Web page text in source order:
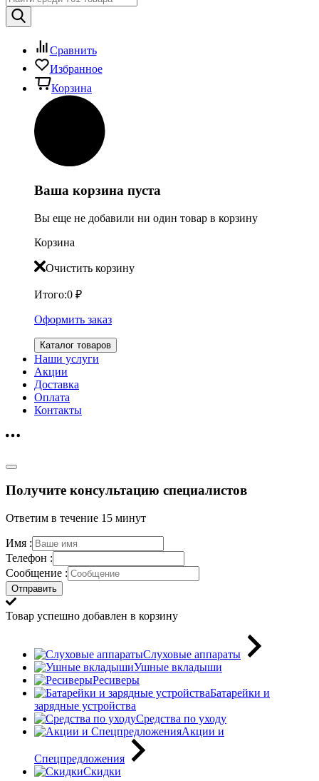
Сравнить
Избранное
Корзина
Ваша корзина пуста
Вы еще не добавили ни один товар в корзину
Корзина
Очистить корзину
Итого:0 ₽
Оформить заказ
Каталог товаров
Наши услуги
Акции
Доставка
Оплата
Контакты
Получите консультацию специалистов
Ответим в течение 15 минут
Имя :
Телефон :
Сообщение :
Отправить
Товар успешно добавлен в корзину
Слуховые аппараты
Ушные вкладыши
Ресиверы
Батарейки и
зарядные устройства
Средства по уходу
Акции и
Спецпредложения
Скидки